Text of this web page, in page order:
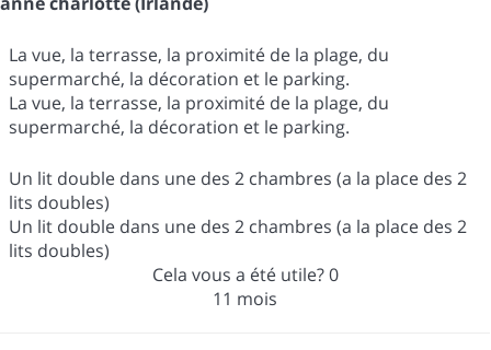
La vue, la terrasse, la proximité de la plage, du
supermarché, la décoration et le parking.
La vue, la terrasse, la proximité de la plage, du
supermarché, la décoration et le parking.
Un lit double dans une des 2 chambres (a la place des 2
lits doubles)
Un lit double dans une des 2 chambres (a la place des 2
lits doubles)
Cela vous a été utile?0
11 mois